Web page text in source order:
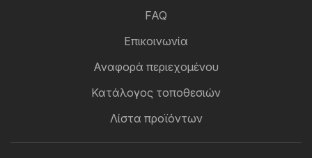
FAQ
Επικοινωνία
Αναφορά περιεχομένου
Κατάλογος τοποθεσιών
Λίστα προϊόντων